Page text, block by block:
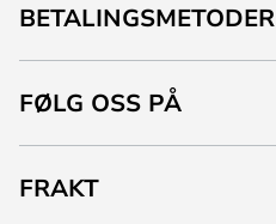
BETALINGSMETODER
FØLG OSS PÅ
FRAKT